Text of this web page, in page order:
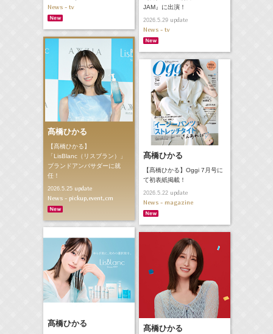
News - tv
JAM』に出演！
2026.5.29update
News - tv
髙橋ひかる
【髙橋ひかる】
「LisBlanc（リスブラン）」
ブランドアンバサダーに就
任！
2026.5.25update
News - pickup,event,cm
髙橋ひかる
【髙橋ひかる】Oggi 7月号に
て初表紙掲載！
2026.5.22update
News - magazine
髙橋ひかる
髙橋ひかる